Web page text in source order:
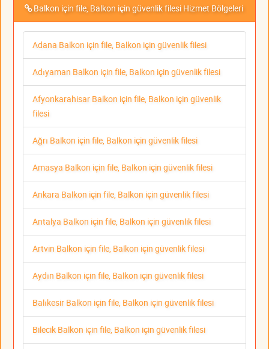
Balkon için file, Balkon için güvenlik filesi Hizmet Bölgeleri
Adana Balkon için file, Balkon için güvenlik filesi
Adıyaman Balkon için file, Balkon için güvenlik filesi
Afyonkarahisar Balkon için file, Balkon için güvenlik
filesi
Ağrı Balkon için file, Balkon için güvenlik filesi
Amasya Balkon için file, Balkon için güvenlik filesi
Ankara Balkon için file, Balkon için güvenlik filesi
Antalya Balkon için file, Balkon için güvenlik filesi
Artvin Balkon için file, Balkon için güvenlik filesi
Aydın Balkon için file, Balkon için güvenlik filesi
Balıkesir Balkon için file, Balkon için güvenlik filesi
Bilecik Balkon için file, Balkon için güvenlik filesi